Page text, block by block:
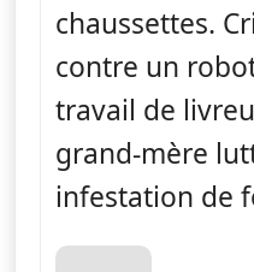
chaussettes.
contre un
travail de
grand-mère
infestation de